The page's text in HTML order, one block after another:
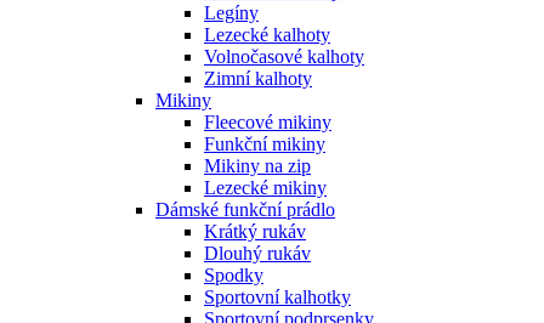
Legíny
Lezecké kalhoty
Volnočasové kalhoty
Zimní kalhoty
Mikiny
Fleecové mikiny
Funkční mikiny
Mikiny na zip
Lezecké mikiny
Dámské funkční prádlo
Krátký rukáv
Dlouhý rukáv
Spodky
Sportovní kalhotky
Sportovní podprsenky